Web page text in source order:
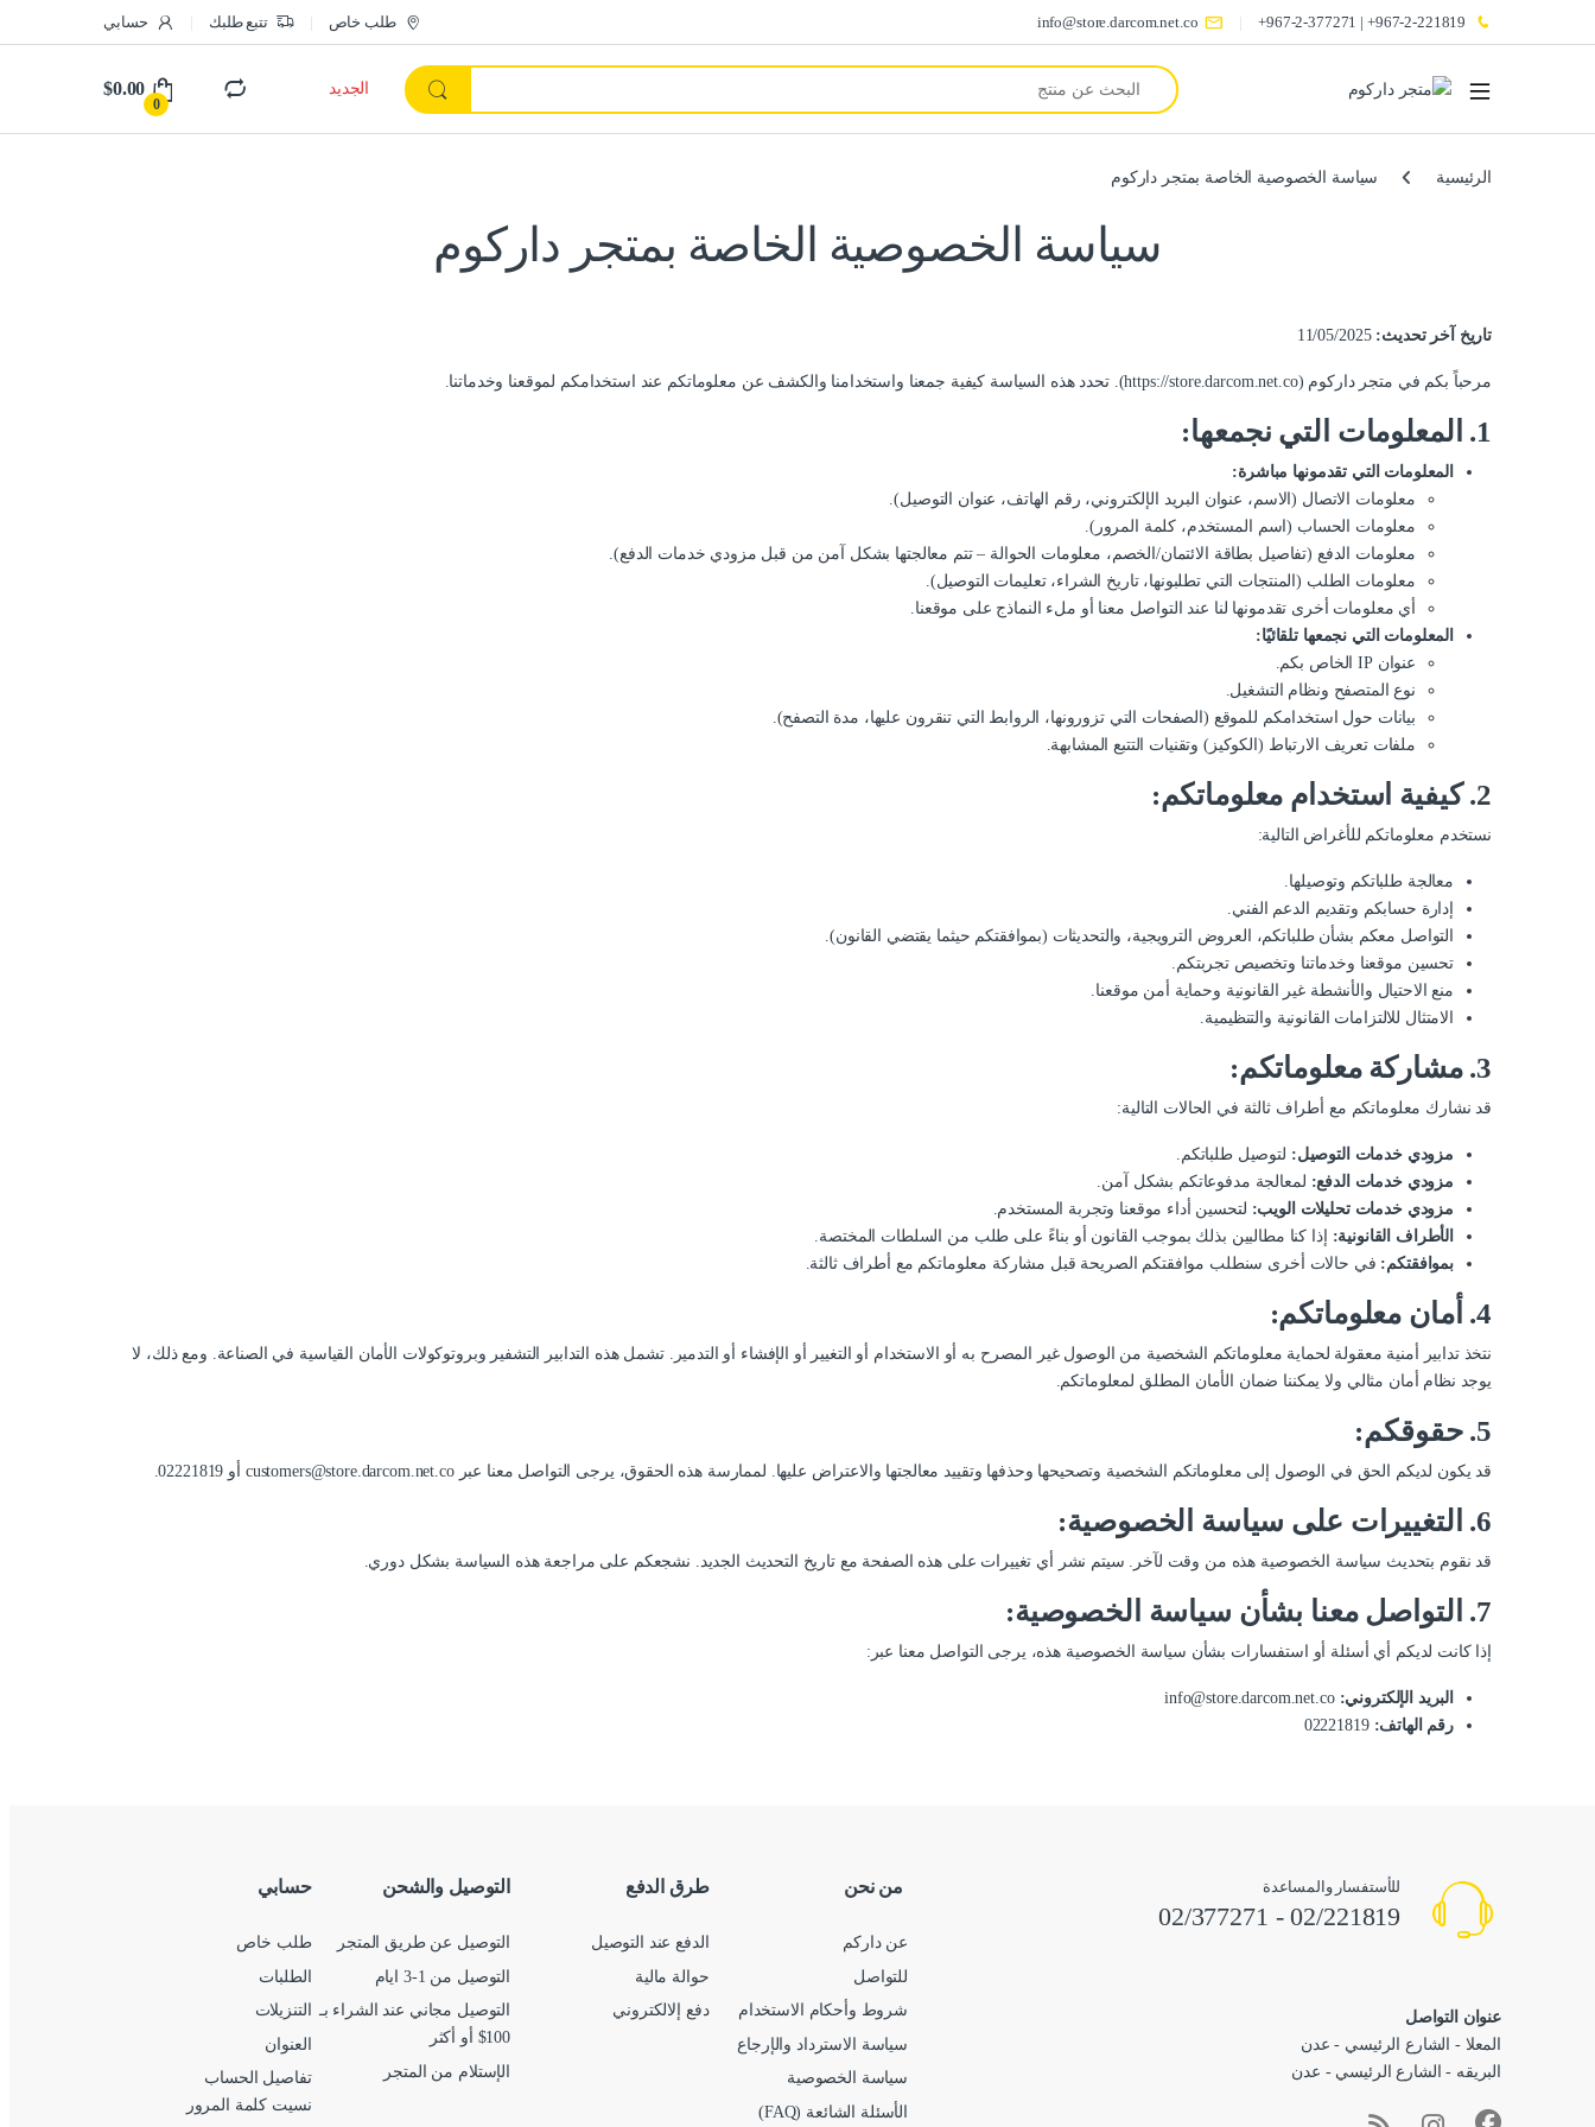
967-2-221819+ | 967-2-377271+
info@store.darcom.net.co طلب خاص تتبع طلبك حسابي
Search for:
الجديد
0
$0.00
الرئيسية سياسة الخصوصية الخاصة بمتجر داركوم
سياسة الخصوصية الخاصة بمتجر داركوم
تاريخ آخر تحديث:11/05/2025
مرحباً بكم في متجر داركوم (https://store.darcom.net.co). تحدد هذه السياسة كيفية جمعنا واستخدامنا والكشف عن معلوماتكم عند استخدامكم لموقعنا وخدماتنا.
1. المعلومات التي نجمعها:
المعلومات التي تقدمونها مباشرة:
معلومات الاتصال (الاسم، عنوان البريد الإلكتروني، رقم الهاتف، عنوان التوصيل).
معلومات الحساب (اسم المستخدم، كلمة المرور).
معلومات الدفع (تفاصيل بطاقة الائتمان/الخصم، معلومات الحوالة – تتم معالجتها بشكل آمن من قبل مزودي خدمات الدفع).
معلومات الطلب (المنتجات التي تطلبونها، تاريخ الشراء، تعليمات التوصيل).
أي معلومات أخرى تقدمونها لنا عند التواصل معنا أو ملء النماذج على موقعنا.
المعلومات التي نجمعها تلقائيًا:
عنوان IP الخاص بكم.
نوع المتصفح ونظام التشغيل.
بيانات حول استخدامكم للموقع (الصفحات التي تزورونها، الروابط التي تنقرون عليها، مدة التصفح).
ملفات تعريف الارتباط (الكوكيز) وتقنيات التتبع المشابهة.
2. كيفية استخدام معلوماتكم:
نستخدم معلوماتكم للأغراض التالية:
معالجة طلباتكم وتوصيلها.
إدارة حسابكم وتقديم الدعم الفني.
التواصل معكم بشأن طلباتكم، العروض الترويجية، والتحديثات (بموافقتكم حيثما يقتضي القانون).
تحسين موقعنا وخدماتنا وتخصيص تجربتكم.
منع الاحتيال والأنشطة غير القانونية وحماية أمن موقعنا.
الامتثال للالتزامات القانونية والتنظيمية.
3. مشاركة معلوماتكم:
قد نشارك معلوماتكم مع أطراف ثالثة في الحالات التالية:
مزودي خدمات التوصيل: لتوصيل طلباتكم.
مزودي خدمات الدفع: لمعالجة مدفوعاتكم بشكل آمن.
مزودي خدمات تحليلات الويب: لتحسين أداء موقعنا وتجربة المستخدم.
الأطراف القانونية: إذا كنا مطالبين بذلك بموجب القانون أو بناءً على طلب من السلطات المختصة.
بموافقتكم: في حالات أخرى سنطلب موافقتكم الصريحة قبل مشاركة معلوماتكم مع أطراف ثالثة.
4. أمان معلوماتكم:
نتخذ تدابير أمنية معقولة لحماية معلوماتكم الشخصية من الوصول غير المصرح به أو الاستخدام أو التغيير أو الإفشاء أو التدمير. تشمل هذه التدابير التشفير وبروتوكولات الأمان القياسية في الصناعة. ومع ذلك، لا
يوجد نظام أمان مثالي ولا يمكننا ضمان الأمان المطلق لمعلوماتكم.
5. حقوقكم:
قد يكون لديكم الحق في الوصول إلى معلوماتكم الشخصية وتصحيحها وحذفها وتقييد معالجتها والاعتراض عليها. لممارسة هذه الحقوق، يرجى التواصل معنا عبر customers@store.darcom.net.co أو 02221819.
6. التغييرات على سياسة الخصوصية:
قد نقوم بتحديث سياسة الخصوصية هذه من وقت لآخر. سيتم نشر أي تغييرات على هذه الصفحة مع تاريخ التحديث الجديد. نشجعكم على مراجعة هذه السياسة بشكل دوري.
7. التواصل معنا بشأن سياسة الخصوصية:
إذا كانت لديكم أي أسئلة أو استفسارات بشأن سياسة الخصوصية هذه، يرجى التواصل معنا عبر:
البريد الإلكتروني: info@store.darcom.net.co
رقم الهاتف: 02221819
للأستفسار والمساعدة
02/221819 - 02/377271
عنوان التواصل
المعلا - الشارع الرئيسي - عدن
البريقه - الشارع الرئيسي - عدن
من نحن
عن داركم
للتواصل
شروط وأحكام الاستخدام
سياسة الاسترداد والإرجاع
سياسة الخصوصية
الأسئلة الشائعة (FAQ)
طرق الدفع
الدفع عند التوصيل
حوالة مالية
دفع إلالكتروني
التوصيل والشحن
التوصيل عن طريق المتجر
التوصيل من 1-3 ايام
التوصيل مجاني عند الشراء بـ
100$ أو أكثر
الإستلام من المتجر
حسابي
طلب خاص
الطلبات
التنزيلات
العنوان
تفاصيل الحساب
نسيت كلمة المرور